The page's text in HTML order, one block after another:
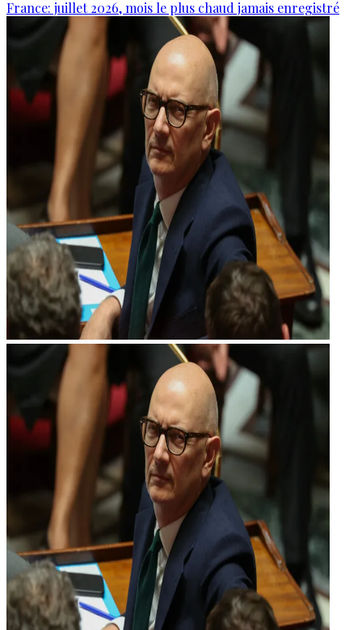
France: juillet 2026, mois le plus chaud jamais enregistré